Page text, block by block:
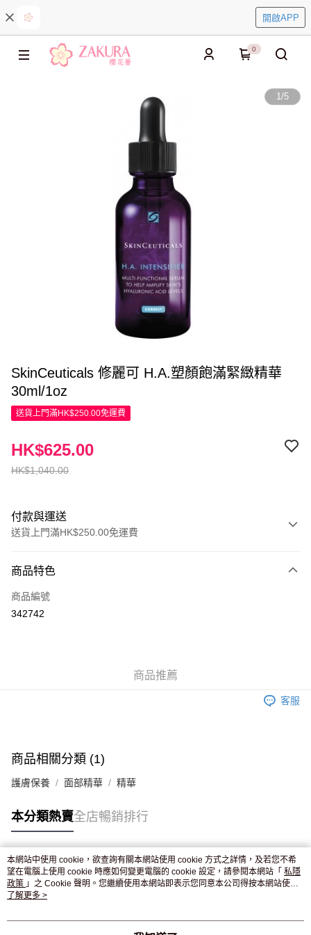
開啟APP
0
1/5
SkinCeuticals 修麗可 H.A.塑顏飽滿緊緻精華
30ml/1oz
送貨上門滿HK$250.00免運費
HK$1,040.00
HK$625.00
付款與運送
送貨上門滿HK$250.00免運費
信用卡
Apple Pay
付款後門市自取，訂單確認後2-4個工作天到店，7天內取。逾期後
商品特色
商品編號
342742
商品推薦
客服
商品相關分類 (1)
護膚保養 面部精華 精華
本分類熱賣全店暢銷排行
熱門標籤
熱銷排行
本網站中使用 cookie，欲查詢有關本網站使用 cookie 方式之詳情，及若您不希
望在電腦上使用 cookie 時應如何變更電腦的 cookie 設定，請參閱本網站「 私隱
政策 」之 Cookie 聲明。您繼續使用本網站即表示您同意本公司得按本網站使用
條款之 Cookie 聲明使用 cookie。
了解更多 >